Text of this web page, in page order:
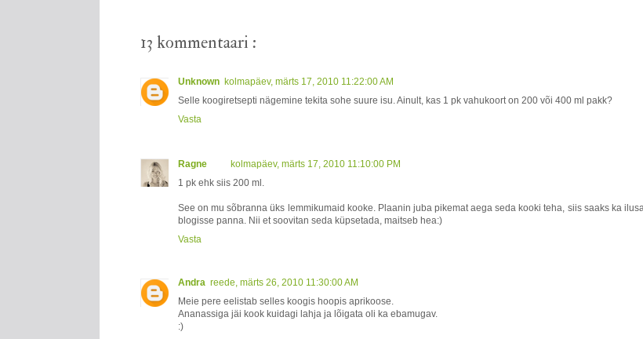
13 kommentaari :
Unknown kolmapäev, märts 17, 2010 11:22:00 AM
Selle koogiretsepti nägemine tekita sohe suure isu. Ainult, kas 1 pk vahukoort on 200 või 400 ml pakk?
Vasta
Ragne
kolmapäev, märts 17, 2010 11:10:00 PM
1 pk ehk siis 200 ml.
See on mu sõbranna üks lemmikumaid kooke. Plaanin juba pikemat aega seda kooki teha, siis saaks ka
blogisse panna. Nii et soovitan seda küpsetada, maitseb hea:)
Vasta
Andra reede, märts 26, 2010 11:30:00 AM
Meie pere eelistab selles koogis hoopis aprikoose.
Ananassiga jäi kook kuidagi lahja ja lõigata oli ka ebamugav.
:)